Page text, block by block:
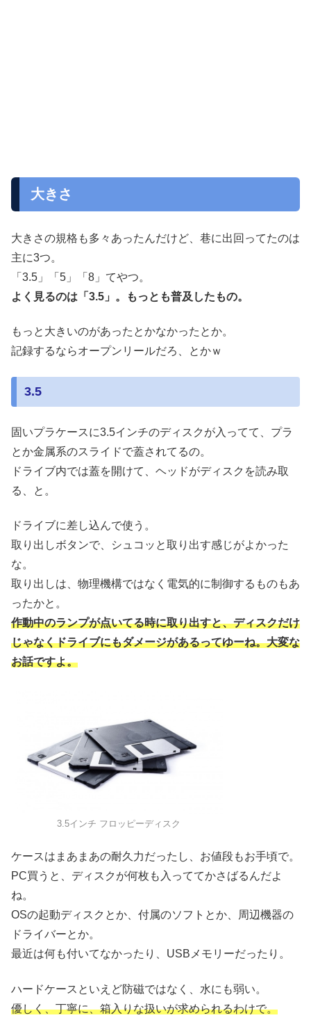
大きさ
大きさの規格も多々あったんだけど、巷に出回ってたのは
主に3つ。
「3.5」「5」「8」てやつ。
よく見るのは「3.5」。もっとも普及したもの。
もっと大きいのがあったとかなかったとか。
記録するならオープンリールだろ、とかｗ
3.5
固いプラケースに3.5インチのディスクが入ってて、プラ
とか金属系のスライドで蓋されてるの。
ドライブ内では蓋を開けて、ヘッドがディスクを読み取
る、と。
ドライブに差し込んで使う。
取り出しボタンで、シュコッと取り出す感じがよかった
な。
取り出しは、物理機構ではなく電気的に制御するものもあ
ったかと。
作動中のランプが点いてる時に取り出すと、ディスクだけ
じゃなくドライブにもダメージがあるってゆーね。大変な
お話ですよ。
3.5インチ フロッピーディスク
ケースはまあまあの耐久力だったし、お値段もお手頃で。
PC買うと、ディスクが何枚も入っててかさばるんだよ
ね。
OSの起動ディスクとか、付属のソフトとか、周辺機器の
ドライバーとか。
最近は何も付いてなかったり、USBメモリーだったり。
ハードケースといえど防磁ではなく、水にも弱い。
優しく、丁寧に、箱入りな扱いが求められるわけで。